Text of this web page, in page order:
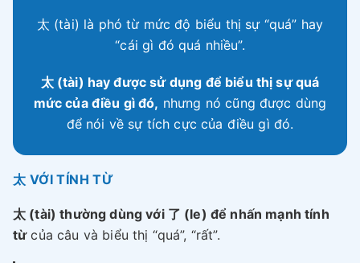
太 (tài) là phó từ mức độ biểu thị sự “quá” hay
“cái gì đó quá nhiều”.
太 (tài) hay được sử dụng để biểu thị sự quá
mức của điều gì đó, nhưng nó cũng được dùng
để nói về sự tích cực của điều gì đó.
太 VỚI TÍNH TỪ
太 (tài) thường dùng với 了 (le) để nhấn mạnh tính
từcủa câu và biểu thị “quá”, “rất”.